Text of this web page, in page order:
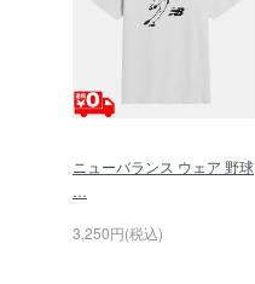
ニューバランス ウェア 野球
…
3,250円(税込)